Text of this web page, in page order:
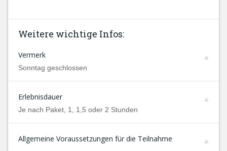
Weitere wichtige Infos:
Vermerk
Sonntag geschlossen
Erlebnisdauer
Je nach Paket, 1, 1,5 oder 2 Stunden
Allgemeine Voraussetzungen für die Teilnahme